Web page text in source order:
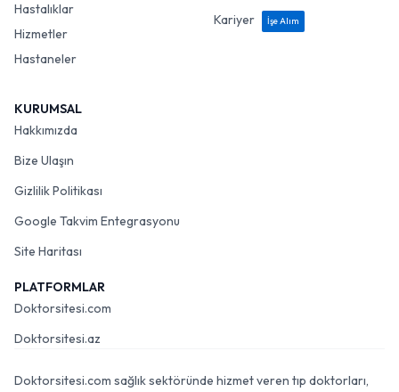
Hastalıklar
Hizmetler
Hastaneler
Kariyer
İşe Alım
KURUMSAL
Hakkımızda
Bize Ulaşın
Gizlilik Politikası
Google Takvim Entegrasyonu
Site Haritası
PLATFORMLAR
Doktorsitesi.com
Doktorsitesi.az
Doktorsitesi.com sağlık sektöründe hizmet veren tıp doktorları,